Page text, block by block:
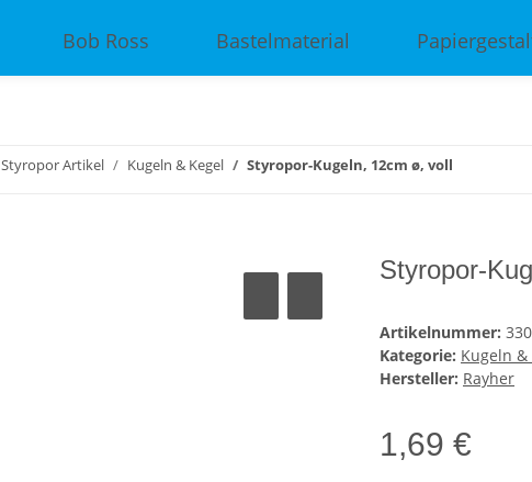
Bob Ross Bastelmaterial
Styropor Artikel Kugeln & Kegel Styropor-Kugeln, 12cm ø, voll
Styropor-
Artikelnummer:
Kategorie: Kugeln &
Hersteller: Rayher
1,69 €